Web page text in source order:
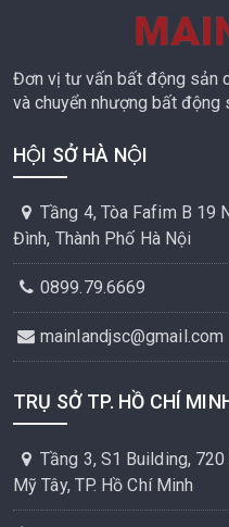
Đơn vị tư vấn bất động sản
và chuyển nhượng bất động
HỘI SỞ HÀ NỘI
Tầng 4, Tòa Fafim B 19
Đình, Thành Phố Hà Nội
0899.79.6669
mainlandjsc@gmail.com
TRỤ SỞ TP. HỒ CHÍ
Tầng 3, S1 Building,
Mỹ Tây, TP. Hồ Chí Minh